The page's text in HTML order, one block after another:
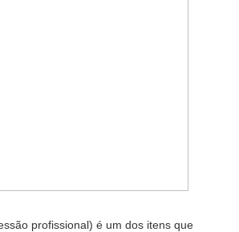
profissional) é um dos itens que